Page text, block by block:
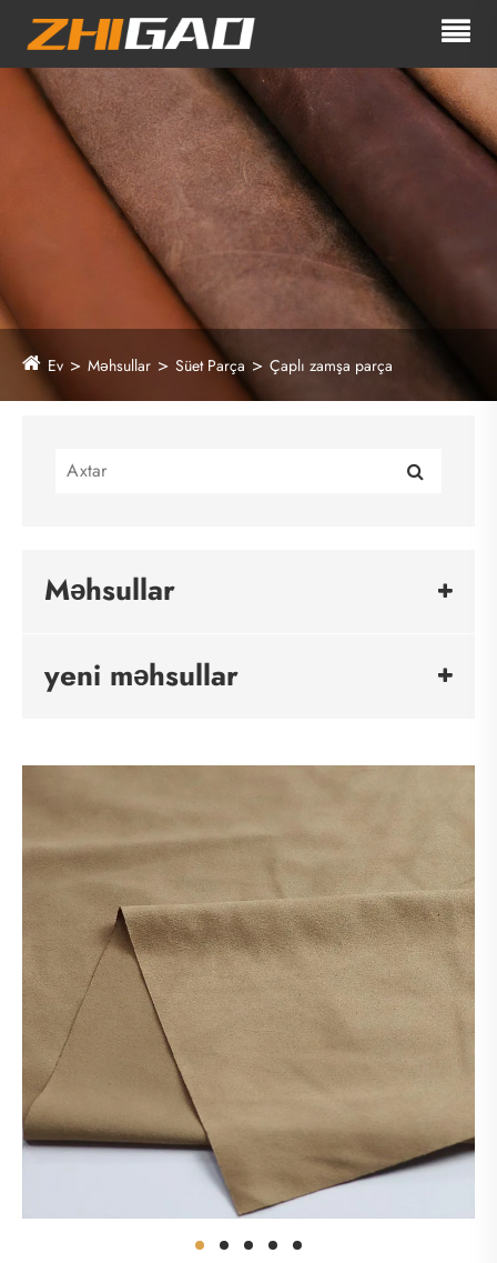
Ev Məhsullar Süet Parça Çaplı zamşa parça
Məhsullar
yeni məhsullar